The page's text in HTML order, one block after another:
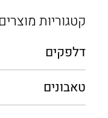
קטגוריות מוצרים
דלפקים
טאבונים